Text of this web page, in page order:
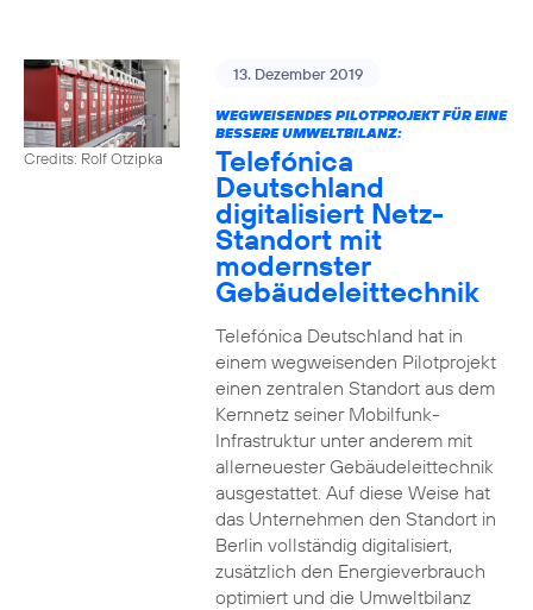
Credits: Rolf Otzipka
13. Dezember 2019
WEGWEISENDES PILOTPROJEKT FÜR EINE
BESSERE UMWELTBILANZ:
Telefónica
Deutschland
digitalisiert Netz-
Standort mit
modernster
Gebäudeleittechnik
Telefónica Deutschland hat in
einem wegweisenden Pilotprojekt
einen zentralen Standort aus dem
Kernnetz seiner Mobilfunk-
Infrastruktur unter anderem mit
allerneuester Gebäudeleittechnik
ausgestattet. Auf diese Weise hat
das Unternehmen den Standort in
Berlin vollständig digitalisiert,
zusätzlich den Energieverbrauch
optimiert und die Umweltbilanz